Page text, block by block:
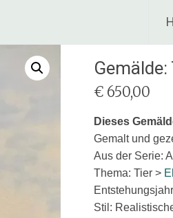
€ 650,00
Dieses
Gemalt und
Aus der Serie:
Thema: Tier >
Stil: